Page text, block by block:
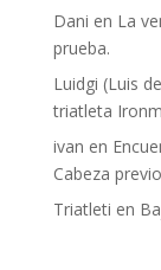
Dani en La
prueba.
Luidgi (Luis
triatleta
ivan en
Cabeza
Triatleti en